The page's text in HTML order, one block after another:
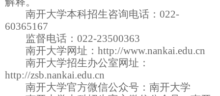
南开大学本科招生咨询电话： 022-
60365167
监督电话 ： 022-23500363
南开大学网址： http://www.nankai.edu.cn
南开大学招生办公室网址：
http://zsb.nankai.edu.cn
南开大学官方微信公众号：南开大学